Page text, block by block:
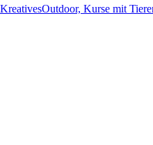
KreativesOutdoor, Kurse mit